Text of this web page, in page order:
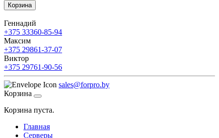
Корзина
Геннадий
+375 33360-85-94
Максим
+375 29861-37-07
Виктор
+375 29761-90-56
sales@forpro.by
Корзина
Корзина пуста.
Главная
Серверы